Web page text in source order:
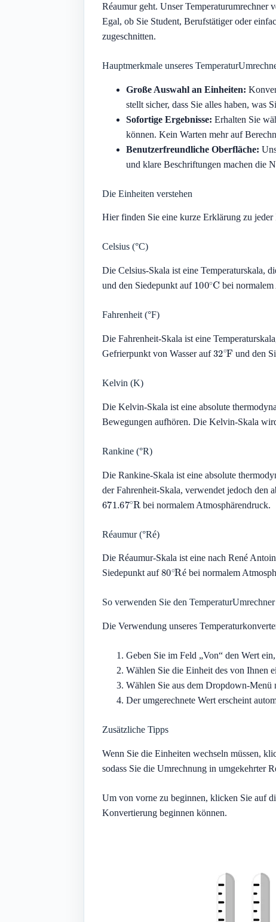
Réaumur geht. Unser Temperaturumrechner
Egal, ob Sie Student, Berufstätiger oder
zugeschnitten.
Hauptmerkmale unseres
Große Auswahl an Einheiten:
stellt sicher, dass Sie alles haben, was
Sofortige Ergebnisse: Erhalten Sie
können. Kein Warten mehr auf
Benutzerfreundliche Oberfläche:
und klare Beschriftungen machen die
Die Einheiten verstehen
Hier finden Sie eine kurze Erklärung zu
Celsius (°C)
Die Celsius-Skala ist eine Temperaturskala,
und den Siedepunkt auf 100∘Cbei
Fahrenheit (°F)
Die Fahrenheit-Skala ist eine
Gefrierpunkt von Wasser auf 32∘F und den
Kelvin (K)
Die Kelvin-Skala ist eine absolute
Bewegungen aufhören. Die Kelvin-Skala
Rankine (°R)
Die Rankine-Skala ist eine absolute
der Fahrenheit-Skala, verwendet jedoch den
671.67∘Rbei normalem Atmosphärendruck.
Réaumur (°Ré)
Die Réaumur-Skala ist eine nach René
Siedepunkt auf
é
80∘Rébei normalem
So verwenden Sie den TemperaturUmrechner
Die Verwendung unseres
Geben Sie im Feld „Von“ den Wert
Wählen Sie die Einheit des von Ihnen
Wählen Sie aus dem Dropdown-Menü
Der umgerechnete Wert erscheint
Zusätzliche Tipps
Wenn Sie die Einheiten wechseln müssen,
sodass Sie die Umrechnung in umgekehrter
Um von vorne zu beginnen, klicken Sie auf
Konvertierung beginnen können.